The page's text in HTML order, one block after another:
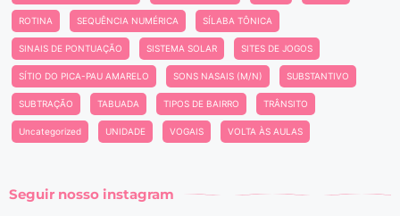
ROTINA SEQUÊNCIA NUMÉRICA SÍLABA TÔNICA
SINAIS DE PONTUAÇÃO SISTEMA SOLAR SITES DE JOGOS
SÍTIO DO PICA-PAU AMARELO SONS NASAIS (M/N) SUBSTANTIVO
SUBTRAÇÃO TABUADA TIPOS DE BAIRRO TRÂNSITO
Uncategorized UNIDADE VOGAIS VOLTA ÀS AULAS
Seguir nosso instagram